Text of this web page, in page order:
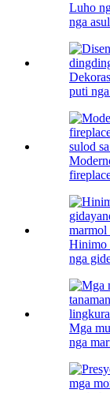
Luho
nga
puti
Hinimo
nga
Mga
nga